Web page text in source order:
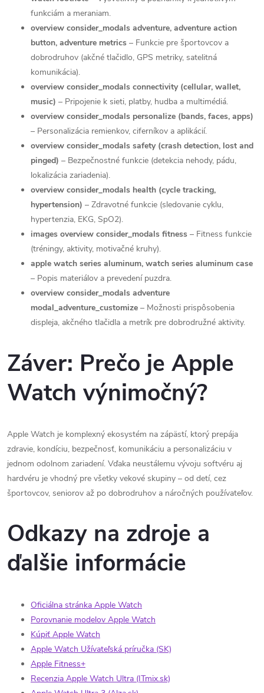
funkciám a meraniam.
overview consider_modals adventure, adventure action
button, adventure metrics – Funkcie pre športovcov a
dobrodruhov (akčné tlačidlo, GPS metriky, satelitná
komunikácia).
overview consider_modals connectivity (cellular, wallet,
music) – Pripojenie k sieti, platby, hudba a multimédiá.
overview consider_modals personalize (bands, faces, apps)
– Personalizácia remienkov, ciferníkov a aplikácií.
overview consider_modals safety (crash detection, lost and
pinged) – Bezpečnostné funkcie (detekcia nehody, pádu,
lokalizácia zariadenia).
overview consider_modals health (cycle tracking,
hypertension) – Zdravotné funkcie (sledovanie cyklu,
hypertenzia, EKG, SpO2).
images overview consider_modals fitness – Fitness funkcie
(tréningy, aktivity, motivačné kruhy).
apple watch series aluminum, watch series aluminum case
– Popis materiálov a prevedení puzdra.
overview consider_modals adventure
modal_adventure_customize – Možnosti prispôsobenia
displeja, akčného tlačidla a metrík pre dobrodružné aktivity.
Záver: Prečo je Apple
Watch výnimočný?
Apple Watch je komplexný ekosystém na zápästí, ktorý prepája
zdravie, kondíciu, bezpečnosť, komunikáciu a personalizáciu v
jednom odolnom zariadení. Vďaka neustálemu vývoju softvéru aj
hardvéru je vhodný pre všetky vekové skupiny – od detí, cez
športovcov, seniorov až po dobrodruhov a náročných používateľov.
Odkazy na zdroje a
ďalšie informácie
Oficiálna stránka Apple Watch
Porovnanie modelov Apple Watch
Kúpiť Apple Watch
Apple Watch Užívateľská príručka (SK)
Apple Fitness+
Recenzia Apple Watch Ultra (ITmix.sk)